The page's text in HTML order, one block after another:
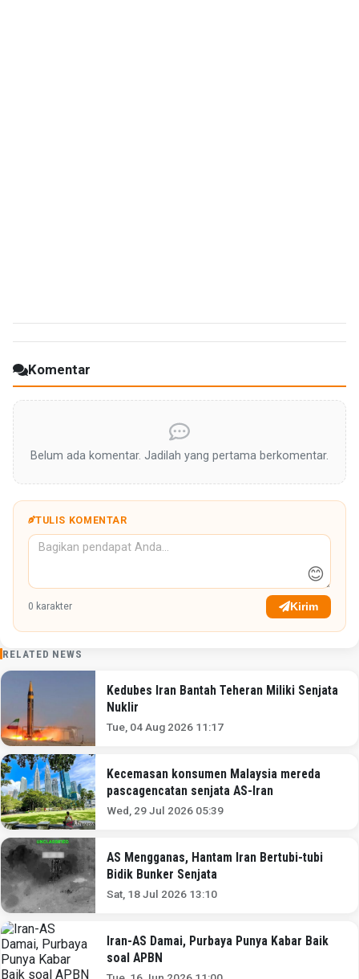
Komentar
Belum ada komentar. Jadilah yang pertama berkomentar.
TULIS KOMENTAR
😊
0 karakter Kirim
RELATED NEWS
Kedubes Iran Bantah Teheran Miliki Senjata
Nuklir
Tue, 04 Aug 2026 11:17
Kecemasan konsumen Malaysia mereda
pascagencatan senjata AS-Iran
Wed, 29 Jul 2026 05:39
AS Mengganas, Hantam Iran Bertubi-tubi
Bidik Bunker Senjata
Sat, 18 Jul 2026 13:10
Iran-AS Damai, Purbaya Punya Kabar Baik
soal APBN